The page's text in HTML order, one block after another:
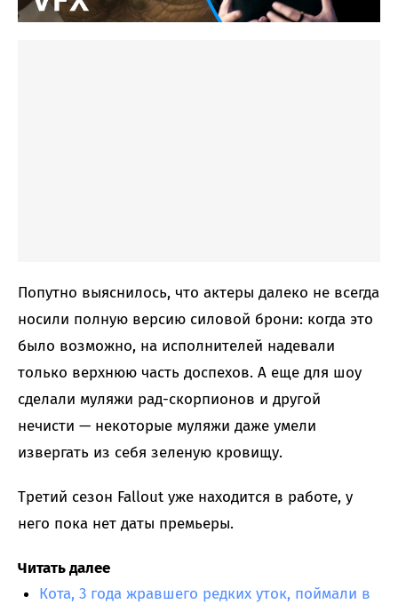
Попутно выяснилось, что актеры далеко не всегда
носили полную версию силовой брони: когда это
было возможно, на исполнителей надевали
только верхнюю часть доспехов. А еще для шоу
сделали муляжи рад-скорпионов и другой
нечисти — некоторые муляжи даже умели
извергать из себя зеленую кровищу.
Третий сезон Fallout уже находится в работе, у
него пока нет даты премьеры.
Читать далее
Кота, 3 года жравшего редких уток, поймали в